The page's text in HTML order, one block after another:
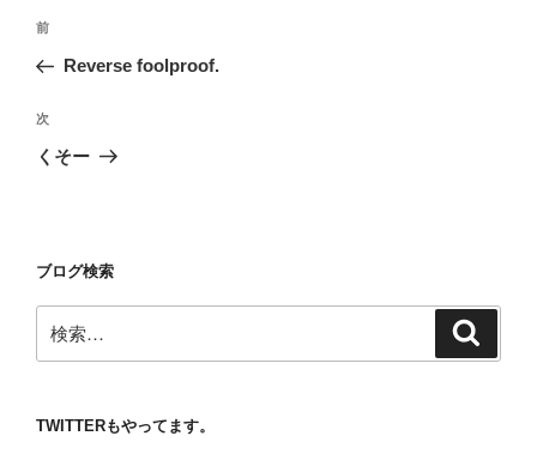
投
ナ
ビ
ゲ
ン
前
の
稿
前
Reverse foolproof.
次
の
次
くそー
ブログ検索
索:
TWITTERもやってます。